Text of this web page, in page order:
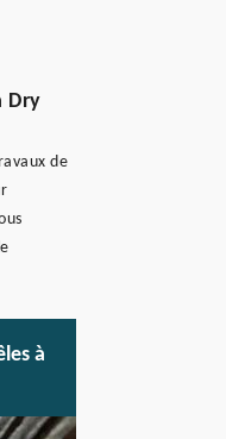
Dry
de
à